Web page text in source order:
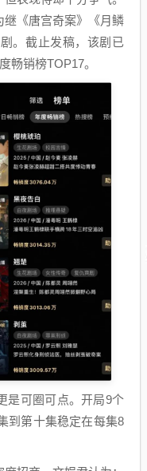
《唐宫奇案》《月鳞
。截止发稿，该剧已
畅销榜TOP17。
是可圈可点。开局9个
到第十集稳定在每集8